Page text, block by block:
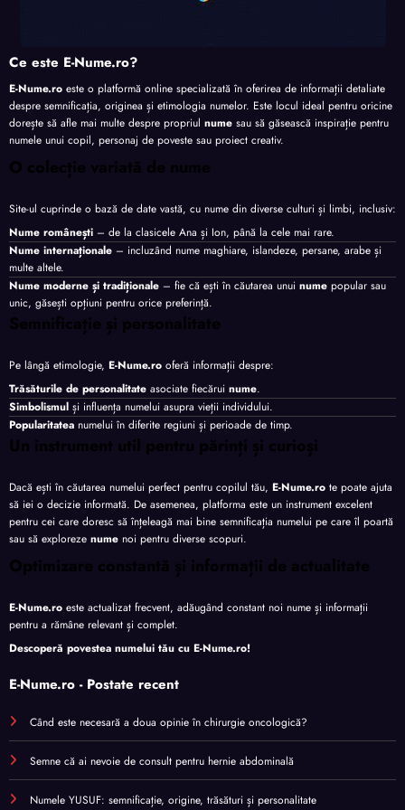
Ce este E-Nume.ro?
E-Nume.ro este o platformă online specializată în oferirea de informații detaliate
despre semnificația, originea și etimologia numelor. Este locul ideal pentru oricine
dorește să afle mai multe despre propriul nume sau să găsească inspirație pentru
numele unui copil, personaj de poveste sau proiect creativ.
O colecție variată de nume
Site-ul cuprinde o bază de date vastă, cu nume din diverse culturi și limbi, inclusiv:
Nume românești – de la clasicele Ana și Ion, până la cele mai rare.
Nume internaționale – incluzând nume maghiare, islandeze, persane, arabe și
multe altele.
Nume moderne și tradiționale – fie că ești în căutarea unui nume popular sau
unic, găsești opțiuni pentru orice preferință.
Semnificație și personalitate
Pe lângă etimologie, E-Nume.ro oferă informații despre:
Trăsăturile de personalitate asociate fiecărui nume.
Simbolismul și influența numelui asupra vieții individului.
Popularitatea numelui în diferite regiuni și perioade de timp.
Un instrument util pentru părinți și curioși
Dacă ești în căutarea numelui perfect pentru copilul tău, E-Nume.ro te poate ajuta
să iei o decizie informată. De asemenea, platforma este un instrument excelent
pentru cei care doresc să înțeleagă mai bine semnificația numelui pe care îl poartă
sau să exploreze nume noi pentru diverse scopuri.
Optimizare constantă și informații de actualitate
E-Nume.ro este actualizat frecvent, adăugând constant noi nume și informații
pentru a rămâne relevant și complet.
Descoperă povestea numelui tău cu E-Nume.ro!
E-Nume.ro - Postate recent
Când este necesară a doua opinie în chirurgie oncologică?
Semne că ai nevoie de consult pentru hernie abdominală
Numele YUSUF: semnificație, origine, trăsături și personalitate